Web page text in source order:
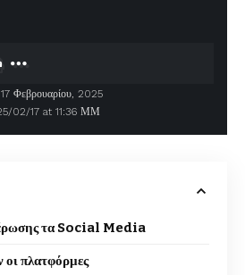
02/17 at 11:36 ΜΜ
Φεβρουαρίου, 2025
τα Social Media
οι πλατφόρμες